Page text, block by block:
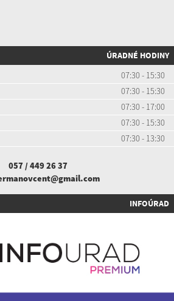
ÚRADNÉ HODINY
07:30 - 15:30
07:30 - 15:30
07:30 - 17:00
07:30 - 15:30
07:30 - 13:30
057 / 449 26 37
INFOÚRAD